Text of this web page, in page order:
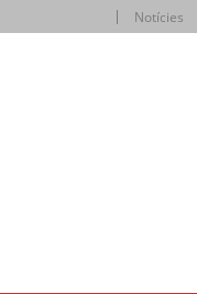
Notícies